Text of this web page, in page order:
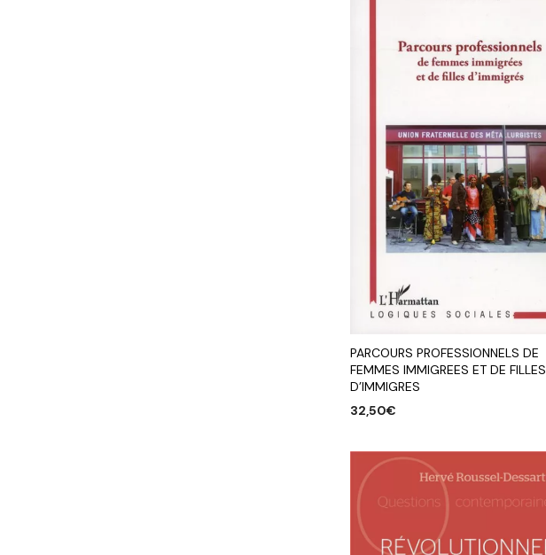
PARCOURS PROFESSIONNELS DE
FEMMES IMMIGREES ET DE FILLES
D’IMMIGRES
32,50€